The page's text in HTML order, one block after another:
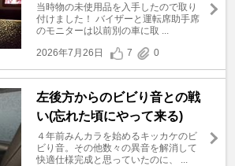
当時物の未使用品を入手したので取り
付けました！ バイザーと運転席助手席
のモニターは以前別の車に取 ...
2026年7月26日
7 0
左後方からのビビり音との戦
い(忘れた頃にやって来る)
４年前みんカラを始めるキッカケのビ
ビり音。その他数々の異音を解消して
快適仕様完成と思っていたのに、 ...